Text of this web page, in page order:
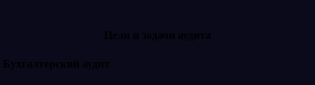
Цели и задачи аудита
Бухгалтерский аудит